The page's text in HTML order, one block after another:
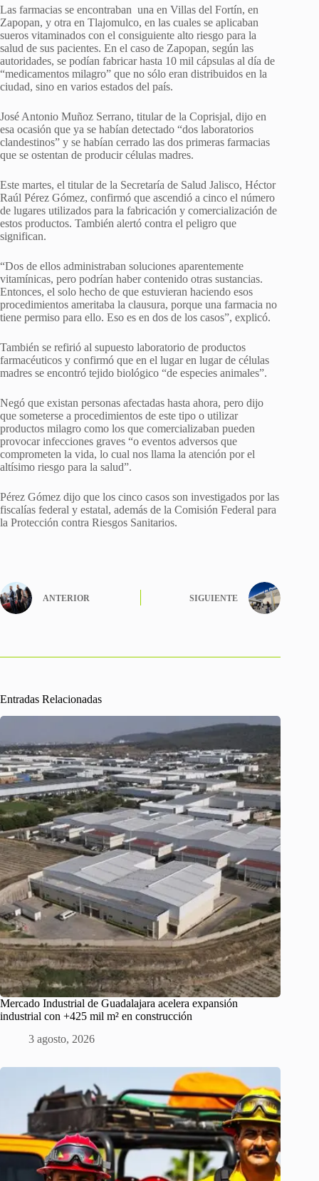
Las farmacias se encontraban una en Villas del Fortín, en
Zapopan, y otra en Tlajomulco, en las cuales se aplicaban
sueros vitaminados con el consiguiente alto riesgo para la
salud de sus pacientes. En el caso de Zapopan, según las
autoridades, se podían fabricar hasta 10 mil cápsulas al día de
“medicamentos milagro” que no sólo eran distribuidos en la
ciudad, sino en varios estados del país.
José Antonio Muñoz Serrano, titular de la Coprisjal, dijo en
esa ocasión que ya se habían detectado “dos laboratorios
clandestinos” y se habían cerrado las dos primeras farmacias
que se ostentan de producir células madres.
Este martes, el titular de la Secretaría de Salud Jalisco, Héctor
Raúl Pérez Gómez, confirmó que ascendió a cinco el número
de lugares utilizados para la fabricación y comercialización de
estos productos. También alertó contra el peligro que
significan.
“Dos de ellos administraban soluciones aparentemente
vitamínicas, pero podrían haber contenido otras sustancias.
Entonces, el solo hecho de que estuvieran haciendo esos
procedimientos ameritaba la clausura, porque una farmacia no
tiene permiso para ello. Eso es en dos de los casos”, explicó.
También se refirió al supuesto laboratorio de productos
farmacéuticos y confirmó que en el lugar en lugar de células
madres se encontró tejido biológico “de especies animales”.
Negó que existan personas afectadas hasta ahora, pero dijo
que someterse a procedimientos de este tipo o utilizar
productos milagro como los que comercializaban pueden
provocar infecciones graves “o eventos adversos que
comprometen la vida, lo cual nos llama la atención por el
altísimo riesgo para la salud”.
Pérez Gómez dijo que los cinco casos son investigados por las
fiscalías federal y estatal, además de la Comisión Federal para
la Protección contra Riesgos Sanitarios.
ANTERIOR SIGUIENTE
Entradas Relacionadas
Mercado Industrial de Guadalajara acelera expansión
industrial con +425 mil m² en construcción
3 agosto, 2026